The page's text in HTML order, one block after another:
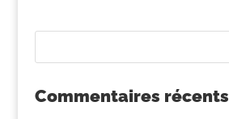
Commentaires récents